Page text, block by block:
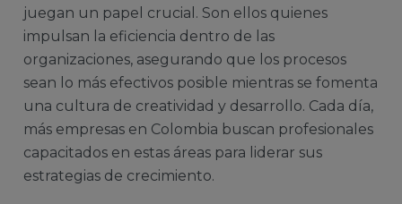
juegan un papel crucial. Son ellos quienes
impulsan la eficiencia dentro de las
organizaciones, asegurando que los procesos
sean lo más efectivos posible mientras se fomenta
una cultura de creatividad y desarrollo. Cada día,
más empresas en Colombia buscan profesionales
capacitados en estas áreas para liderar sus
estrategias de crecimiento.